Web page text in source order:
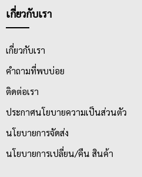
เกี่ยวกับเรา
เกี่ยวกับเรา
คำถามที่พบบ่อย
ติดต่อเรา
ประกาศนโยบายความเป็นส่วนตัว
นโยบายการจัดส่ง
นโยบายการเปลี่ยน/คืน สินค้า